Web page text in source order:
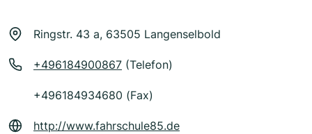
Ringstr. 43 a, 63505 Langenselbold
+496184900867 (Telefon)
+496184934680 (Fax)
http://www.fahrschule85.de